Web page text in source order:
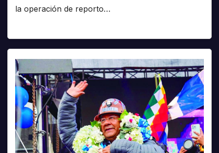
la operación de reporto…